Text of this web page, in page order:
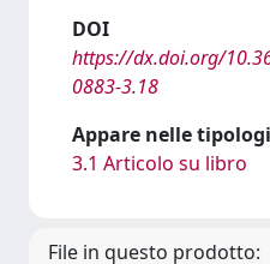
DOI
https://dx.doi.org/
0883-3.18
Appare nelle
3.1 Articolo su libro
File in questo prodotto: